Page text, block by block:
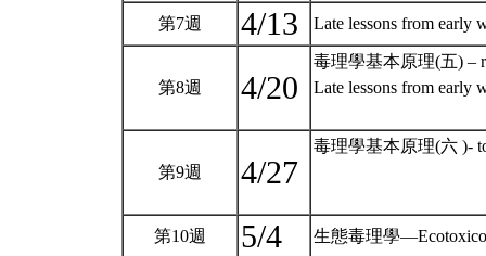
第7週 4/13 Late lessons from early
第8週 4/20
毒理學基本原理(五) –
Late lessons from early
第9週 4/27
毒理學基本原理(六 )-
第10週 5/4 生態毒理學